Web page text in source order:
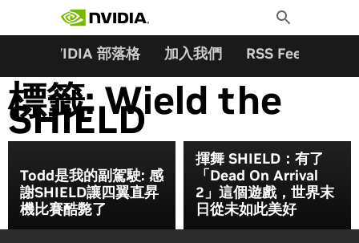
Toggle
Search
NVIDIA 部落格 加入我們 RSS Feeds
標籤:Wield the
SHIELD
Todd是我的副駕駛: 感
謝SHIELD讓四翼直昇
機比賽酷斃了
揮舞 SHIELD：有了
「Dead On Arrival
2」這個遊戲，世界末
日從未如此美好